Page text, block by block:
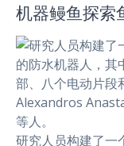
r
e
e
b
o
k
t
t
r
机器鳗鱼探索
研究人员构建了一